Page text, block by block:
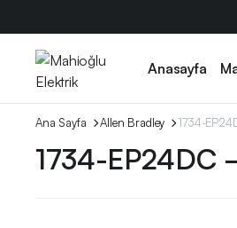
Anasayfa
Ana Sayfa Allen Bradley 1734-
1734-EP24DC